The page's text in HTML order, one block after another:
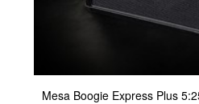
Mesa Boogie Express Plus